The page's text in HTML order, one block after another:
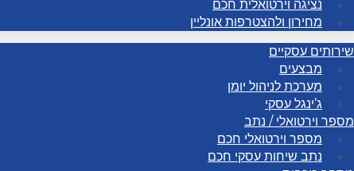
נציגה וירטואלית חכם
מחירון ולהצטרפות אונליין
שירותים עסקיים
מבצעים
מערכת לניהול יומן
ג’ינגל עסקי
מספר וירטואלי / נתב
מספר וירטואלי חכם
נתב שיחות עסקי חכם